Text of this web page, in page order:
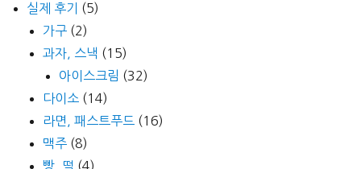
실제 후기
(5)
가구 (2)
과자, 스낵 (15)
아이스크림 (32)
다이소 (14)
라면, 패스트푸드 (16)
맥주 (8)
빵, 떡 (4)